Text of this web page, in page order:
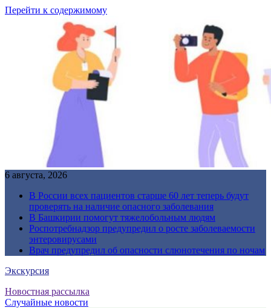
Перейти к содержимому
6 августа, 2026
В России всех пациентов старше 60 лет теперь будут
проверять на наличие опасного заболевания
В Башкирии помогут тяжелобольным людям
Роспотребнадзор предупредил о росте заболеваемости
энтеровирусами
Врач предупредил об опасности слюнотечения по ночам
Экскурсия
Новостная рассылка
Случайные новости